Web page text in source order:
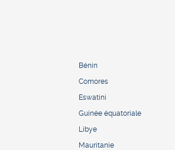
Bénin
Comores
Eswatini
Guinée équatoriale
Libye
Mauritanie